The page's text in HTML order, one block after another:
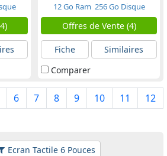
12 Go Ram 256 Go Disque
Offres de Vente (4)
Fiche
Similaires
Comparer
6 7 8 9 10 11 12
Ecran Tactile 6 Pouces